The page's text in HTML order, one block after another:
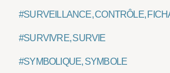
#SURVEILLANCE, CONTRÔLE,
#SURVIVRE, SURVIE
#SYMBOLIQUE, SYMBOLE